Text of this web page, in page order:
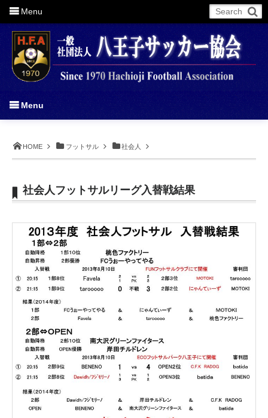
HOME フットサル 社会人
社会人フットサルリーグ入替戦結果
More
Menu
Menu